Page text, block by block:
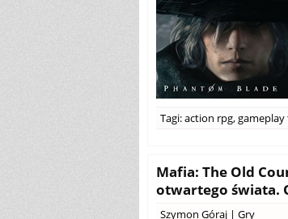
Tagi:action rpg,
Mafia: The Old
otwartego świata.
Szymon Góraj | Gry